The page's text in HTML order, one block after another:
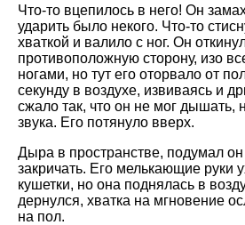
Что-то вцепилось в него! Он
ударить было некого. Что-то
хваткой и валило с ног. Он
противоположную сторону, изо
ногами, но тут его оторвало от
секунду в воздухе, извиваясь и
сжало так, что он не мог дышать,
звука. Его потянуло вверх.
Дыра в пространстве, подумал
закричать. Его мелькающие руки
кушетки, но она поднялась в
дернулся, хватка на мгновение
на пол.